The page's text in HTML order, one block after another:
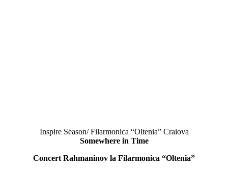
Inspire Season/ Filarmonica “Oltenia” Craiova
Somewhere in Time
Concert Rahmaninov la Filarmonica “Oltenia”